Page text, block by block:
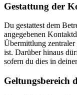
Gestattung der
Du gestattest dem
angegebenen
Übermittlung
ist. Darüber hinaus
sofern du dies in
Geltungsbereich